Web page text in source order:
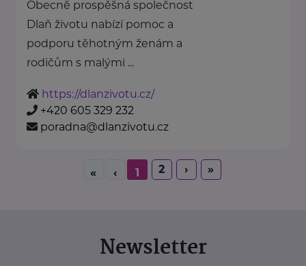
Obecně prospěšná společnost
Dlaň životu nabízí pomoc a
podporu těhotným ženám a
rodičům s malými ...
https://dlanzivotu.cz/
+420 605 329 232
poradna@dlanzivotu.cz
« ‹ 1 2 › »
Newsletter